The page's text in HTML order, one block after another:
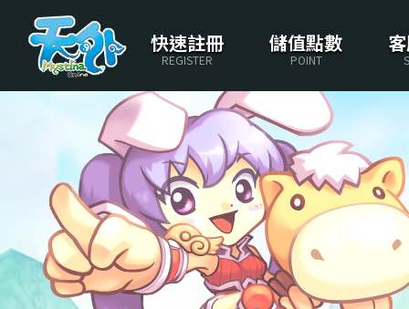
快速註冊
REGISTER
儲值點數
POINT